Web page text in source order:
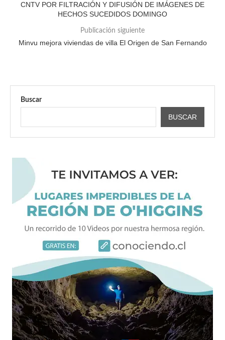
CNTV POR FILTRACIÓN Y DIFUSIÓN DE IMÁGENES DE
HECHOS SUCEDIDOS DOMINGO
Publicación siguiente
Minvu mejora viviendas de villa El Origen de San Fernando
Buscar
BUSCAR